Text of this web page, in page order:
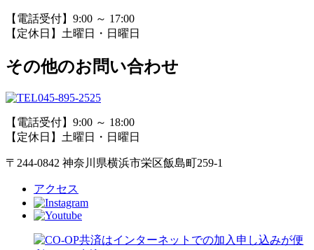
【電話受付】9:00 ～ 17:00
【定休日】土曜日・日曜日
その他のお問い合わせ
045-895-2525
【電話受付】9:00 ～ 18:00
【定休日】土曜日・日曜日
〒244-0842 神奈川県横浜市栄区飯島町259-1
アクセス